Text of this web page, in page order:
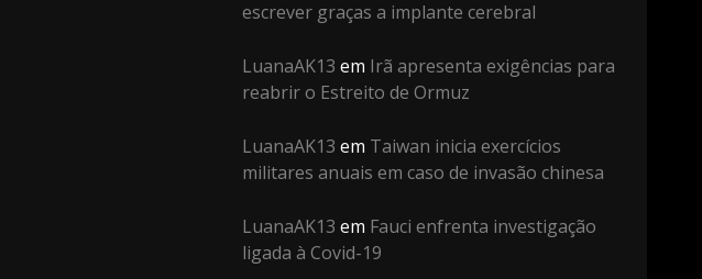
escrever graças a implante cerebral
LuanaAK13 em Irã apresenta exigências para
reabrir o Estreito de Ormuz
LuanaAK13 em Taiwan inicia exercícios
militares anuais em caso de invasão chinesa
LuanaAK13 em Fauci enfrenta investigação
ligada à Covid-19